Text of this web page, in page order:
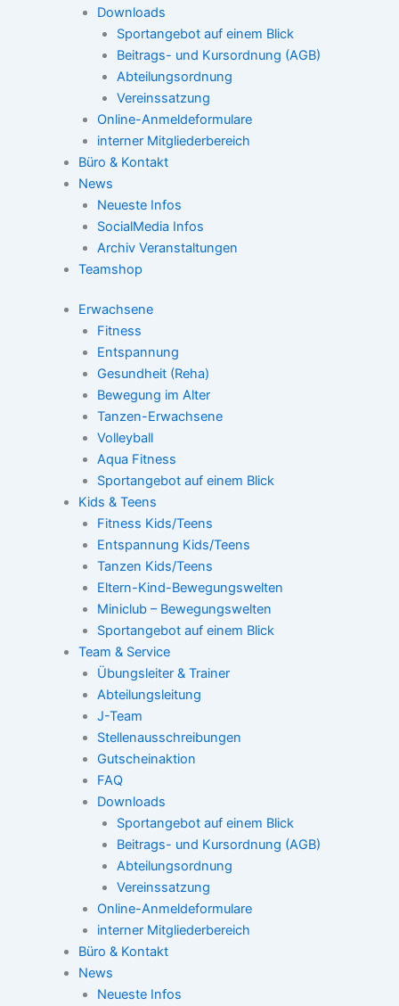
Downloads
Sportangebot auf einem Blick
Beitrags- und Kursordnung (AGB)
Abteilungsordnung
Vereinssatzung
Online-Anmeldeformulare
interner Mitgliederbereich
Büro & Kontakt
News
Neueste Infos
SocialMedia Infos
Archiv Veranstaltungen
Teamshop
Erwachsene
Fitness
Entspannung
Gesundheit (Reha)
Bewegung im Alter
Tanzen-Erwachsene
Volleyball
Aqua Fitness
Sportangebot auf einem Blick
Kids & Teens
Fitness Kids/Teens
Entspannung Kids/Teens
Tanzen Kids/Teens
Eltern-Kind-Bewegungswelten
Miniclub – Bewegungswelten
Sportangebot auf einem Blick
Team & Service
Übungsleiter & Trainer
Abteilungsleitung
J-Team
Stellenausschreibungen
Gutscheinaktion
FAQ
Downloads
Sportangebot auf einem Blick
Beitrags- und Kursordnung (AGB)
Abteilungsordnung
Vereinssatzung
Online-Anmeldeformulare
interner Mitgliederbereich
Büro & Kontakt
News
Neueste Infos